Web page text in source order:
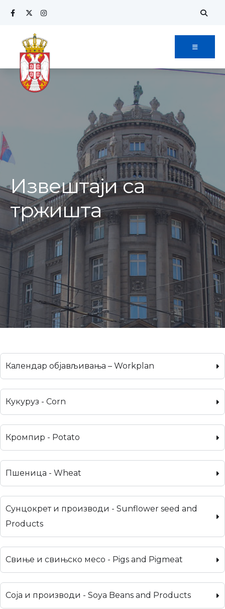
Извештаји са
тржишта
Календар објављивања – Workplan
Кукуруз - Corn
Кромпир - Potato
Пшеница - Wheat
Сунцокрет и производи - Sunflower seed and
Products
Свиње и свињско месо - Pigs and Pigmeat
Соја и производи - Soya Beans and Products